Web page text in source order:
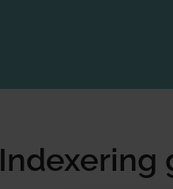
Indexering